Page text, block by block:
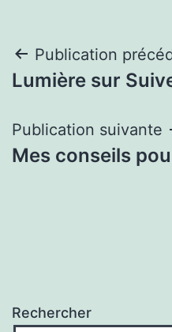
Navigation
de
l’article
Publication
Lumière sur
Publication suivante
Mes conseils
Rechercher